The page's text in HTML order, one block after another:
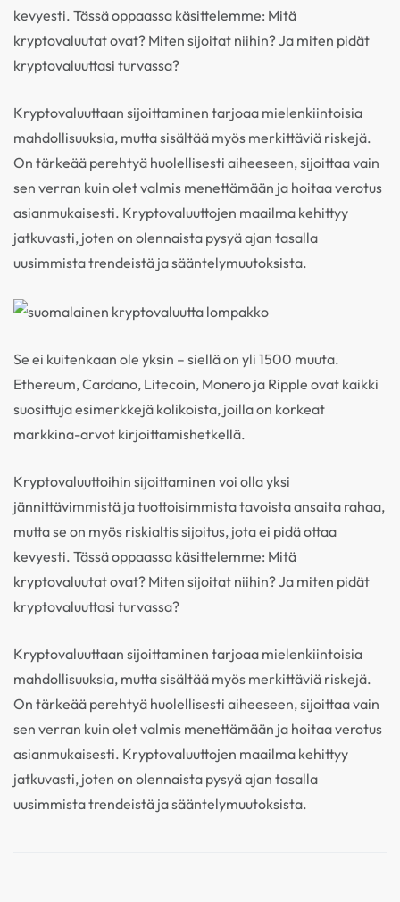
kevyesti. Tässä oppaassa käsittelemme: Mitä
kryptovaluutat ovat? Miten sijoitat niihin? Ja miten pidät
kryptovaluuttasi turvassa?
Kryptovaluuttaan sijoittaminen tarjoaa mielenkiintoisia
mahdollisuuksia, mutta sisältää myös merkittäviä riskejä.
On tärkeää perehtyä huolellisesti aiheeseen, sijoittaa vain
sen verran kuin olet valmis menettämään ja hoitaa verotus
asianmukaisesti. Kryptovaluuttojen maailma kehittyy
jatkuvasti, joten on olennaista pysyä ajan tasalla
uusimmista trendeistä ja sääntelymuutoksista.
Se ei kuitenkaan ole yksin – siellä on yli 1500 muuta.
Ethereum, Cardano, Litecoin, Monero ja Ripple ovat kaikki
suosittuja esimerkkejä kolikoista, joilla on korkeat
markkina-arvot kirjoittamishetkellä.
Kryptovaluuttoihin sijoittaminen voi olla yksi
jännittävimmistä ja tuottoisimmista tavoista ansaita rahaa,
mutta se on myös riskialtis sijoitus, jota ei pidä ottaa
kevyesti. Tässä oppaassa käsittelemme: Mitä
kryptovaluutat ovat? Miten sijoitat niihin? Ja miten pidät
kryptovaluuttasi turvassa?
Kryptovaluuttaan sijoittaminen tarjoaa mielenkiintoisia
mahdollisuuksia, mutta sisältää myös merkittäviä riskejä.
On tärkeää perehtyä huolellisesti aiheeseen, sijoittaa vain
sen verran kuin olet valmis menettämään ja hoitaa verotus
asianmukaisesti. Kryptovaluuttojen maailma kehittyy
jatkuvasti, joten on olennaista pysyä ajan tasalla
uusimmista trendeistä ja sääntelymuutoksista.